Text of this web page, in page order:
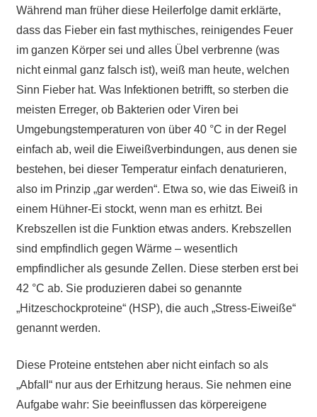
Während man früher diese Heilerfolge damit erklärte,
dass das Fieber ein fast mythisches, reinigendes Feuer
im ganzen Körper sei und alles Übel verbrenne (was
nicht einmal ganz falsch ist), weiß man heute, welchen
Sinn Fieber hat. Was Infektionen betrifft, so sterben die
meisten Erreger, ob Bakterien oder Viren bei
Umgebungstemperaturen von über 40 °C in der Regel
einfach ab, weil die Eiweißverbindungen, aus denen sie
bestehen, bei dieser Temperatur einfach denaturieren,
also im Prinzip „gar werden“. Etwa so, wie das Eiweiß in
einem Hühner-Ei stockt, wenn man es erhitzt. Bei
Krebszellen ist die Funktion etwas anders. Krebszellen
sind empfindlich gegen Wärme – wesentlich
empfindlicher als gesunde Zellen. Diese sterben erst bei
42 °C ab. Sie produzieren dabei so genannte
„Hitzeschockproteine“ (HSP), die auch „Stress-Eiweiße“
genannt werden.
Diese Proteine entstehen aber nicht einfach so als
„Abfall“ nur aus der Erhitzung heraus. Sie nehmen eine
Aufgabe wahr: Sie beeinflussen das körpereigene